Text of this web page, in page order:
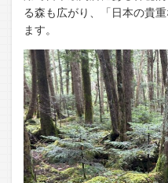
る森も広がり、「日本の貴
ます。